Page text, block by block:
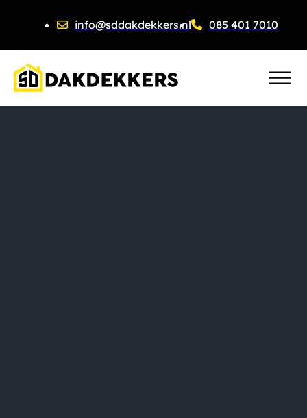
info@sddakdekkers.nl 085 401 7010